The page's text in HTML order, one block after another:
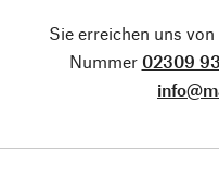
Sie erreichen uns
Nummer 02309